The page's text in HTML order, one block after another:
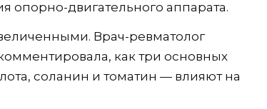
опорно-двигательного аппарата.
Врач-ревматолог
как три основных
соланин и томатин — влияют на